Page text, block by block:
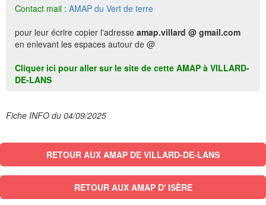
Contact mail : AMAP du Vert de terre
pour leur écrire copier l'adresse amap.villard @ gmail.com
en enlevant les espaces autour de @
Cliquer ici pour aller sur le site de cette AMAP à VILLARD-
DE-LANS
Fiche INFO du 04/09/2025
RETOUR AUX AMAP DE VILLARD-DE-LANS
RETOUR AUX AMAP D' ISÈRE